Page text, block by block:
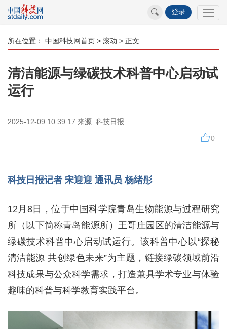
登录
所在位置： 中国科技网首页 > 滚动 > 正文
清洁能源与绿碳技术科普中心启动试
运行
2025-12-09 10:39:17 来源: 科技日报
0
科技日报记者 宋迎迎 通讯员 杨绪彤
12月8日，位于中国科学院青岛生物能源与过程研究
所（以下简称青岛能源所）王哥庄园区的清洁能源与
绿碳技术科普中心启动试运行。该科普中心以“探秘
清洁能源 共创绿色未来”为主题，链接绿碳领域前沿
科技成果与公众科学需求，打造兼具学术专业与体验
趣味的科普与科学教育实践平台。